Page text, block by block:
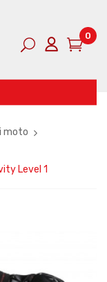
0
moto
Level 1